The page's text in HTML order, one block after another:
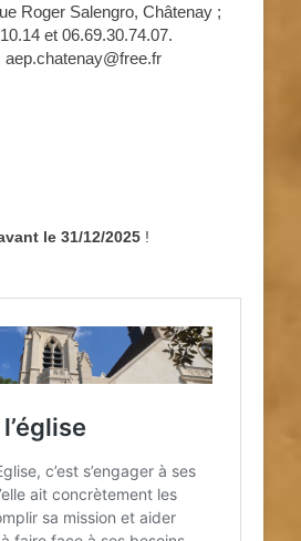
Roger Salengro, Châtenay ;
et 06.69.30.74.07.
aep.chatenay@free.fr
le 31/12/2025 !